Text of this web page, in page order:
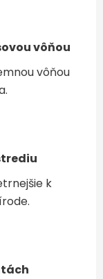
vôňou
vôňou
k